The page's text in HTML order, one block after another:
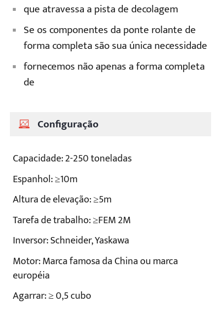
que atravessa a pista de decolagem
Se os componentes da ponte rolante de
forma completa são sua única necessidade
fornecemos não apenas a forma completa
de
Configuração
Capacidade: 2-250 toneladas
Espanhol: ≥10m
Altura de elevação: ≥5m
Tarefa de trabalho: ≥FEM 2M
Inversor: Schneider, Yaskawa
Motor: Marca famosa da China ou marca
européia
Agarrar: ≥ 0,5 cubo